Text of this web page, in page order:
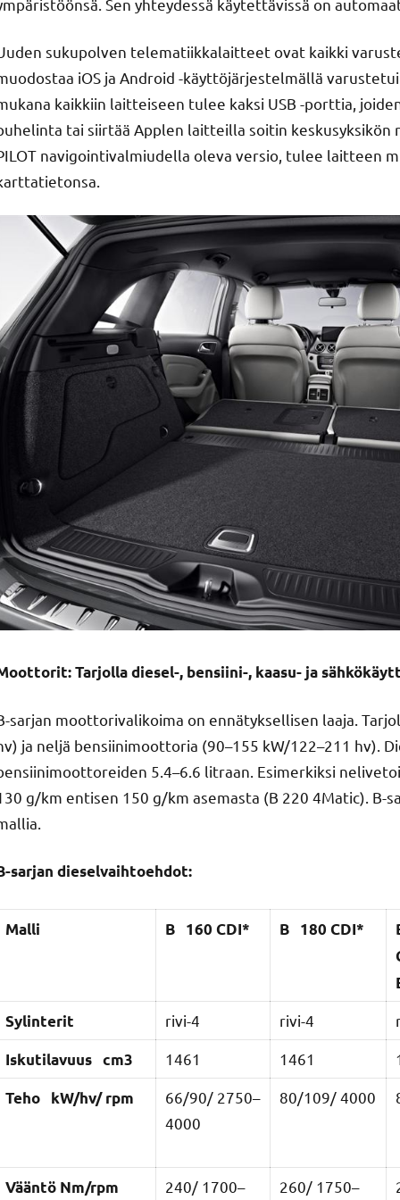
Sen yhteydessä käytettävissä on
sukupolven telematiikkalaitteet ovat kaikki
iOS ja Android -käyttöjärjestelmällä
kaikkiin laitteiseen tulee kaksi USB -porttia,
tai siirtää Applen laitteilla soitin keskusyksikön
navigointivalmiudella oleva versio, tulee laitteen
Tarjolla diesel-, bensiini-, kaasu- ja
sarjan moottorivalikoima on ennätyksellisen laaja.
ja neljä bensiinimoottoria (90–155 kW/122–211 hv).
5.4–6.6 litraan. Esimerkiksi
g/km entisen 150 g/km asemasta (B 220 4Matic). B-
sarjan dieselvaihtoehdot:
Malli B 160 CDI* B 180 CDI*
Sylinterit rivi-4 rivi-4
Iskutilavuus cm3 1461 1461
Teho kW/hv/rpm
66/90/ 2750–
4000
80/109/ 4000
Vääntö Nm/rpm 240/ 1700– 260/ 1750–